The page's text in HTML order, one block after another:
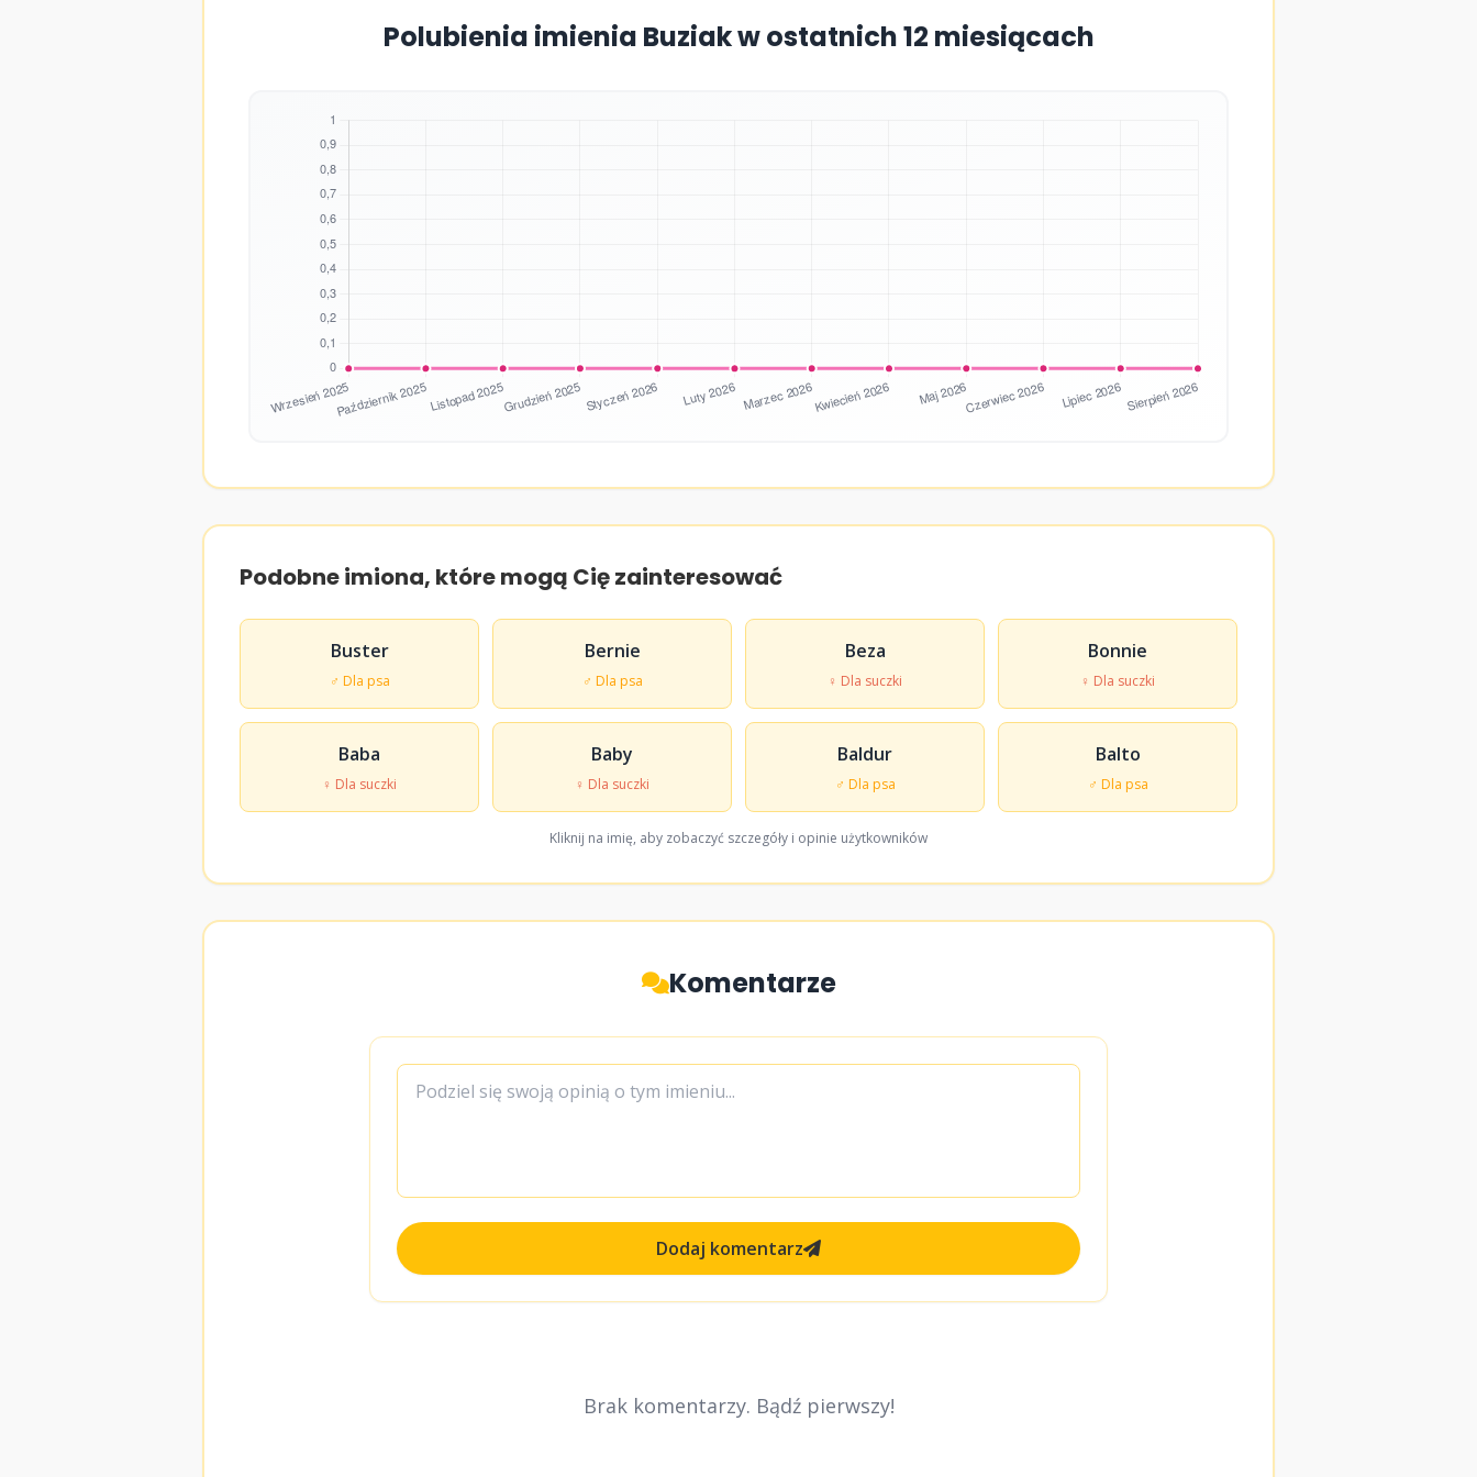
Polubienia imienia Buziak w ostatnich 12 miesiącach
Podobne imiona, które mogą Cię zainteresować
Buster
♂ Dla psa
Bernie
♂ Dla psa
Beza
♀ Dla suczki
Bonnie
♀ Dla suczki
Baba
♀ Dla suczki
Baby
♀ Dla suczki
Baldur
♂ Dla psa
Balto
♂ Dla psa
Kliknij na imię, aby zobaczyć szczegóły i opinie użytkowników
Komentarze
Dodaj komentarz
Brak komentarzy. Bądź pierwszy!